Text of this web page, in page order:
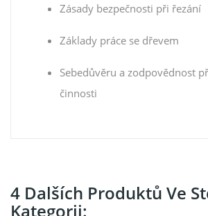
Zásady bezpečnosti při řezání
Základy práce se dřevem
Sebedůvěru a zodpovědnost
činnosti
4 Dalších Produktů Ve
Kategorii: